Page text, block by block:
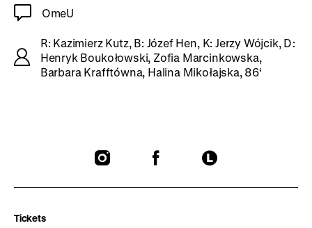
OmeU
R: Kazimierz Kutz, B: Józef Hen, K: Jerzy Wójcik, D:
Henryk Boukołowski, Zofia Marcinkowska,
Barbara Krafftówna, Halina Mikołajska, 86‘
To
To
To
Tickets